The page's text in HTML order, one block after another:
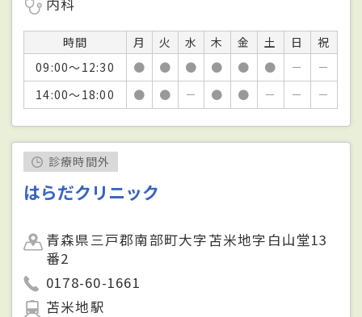
時間 月 火 水 木 金 土 日
祝
09:00～12:30
● ● ● ● ● ● －
－
14:00～18:00
● ● － ● ● － － －
診療時間外
はらだクリニック
青森県三戸郡南部町大字苫米地字白山堂13
番2
0178-60-1661
苫米地駅